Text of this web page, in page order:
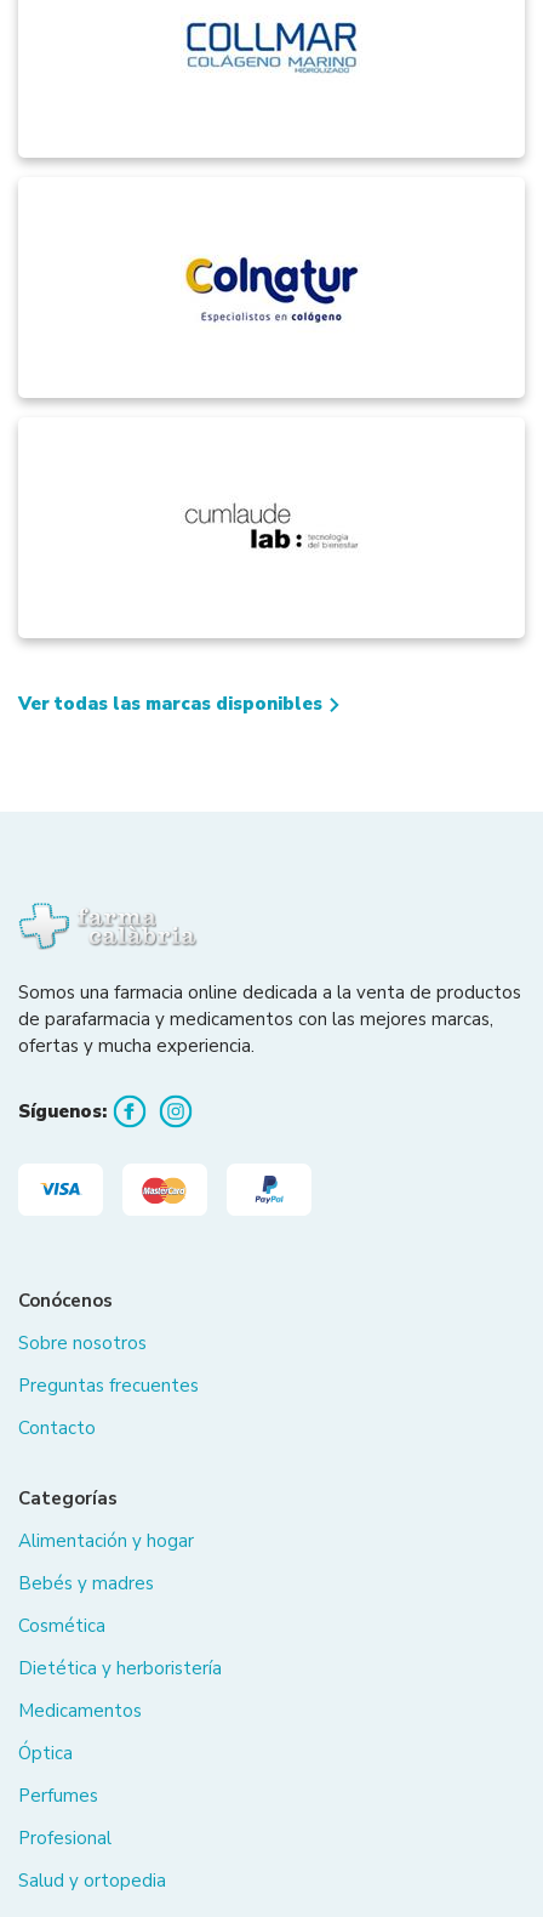
Ver todas las marcas disponibles
Somos una farmacia online dedicada a la venta de productos
de parafarmacia y medicamentos con las mejores marcas,
ofertas y mucha experiencia.
Síguenos:
Conócenos
Sobre nosotros
Preguntas frecuentes
Contacto
Categorías
Alimentación y hogar
Bebés y madres
Cosmética
Dietética y herboristería
Medicamentos
Óptica
Perfumes
Profesional
Salud y ortopedia